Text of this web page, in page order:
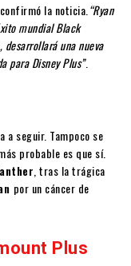
la noticia. “Ryan
mundial Black
una nueva
para Disney Plus”.
a seguir. Tampoco se
probable es que sí.
, tras la trágica
por un cáncer de
Plus